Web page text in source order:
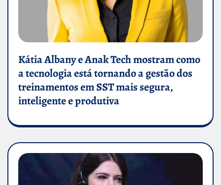
Kátia Albany e Anak Tech mostram como
a tecnologia está tornando a gestão dos
treinamentos em SST mais segura,
inteligente e produtiva